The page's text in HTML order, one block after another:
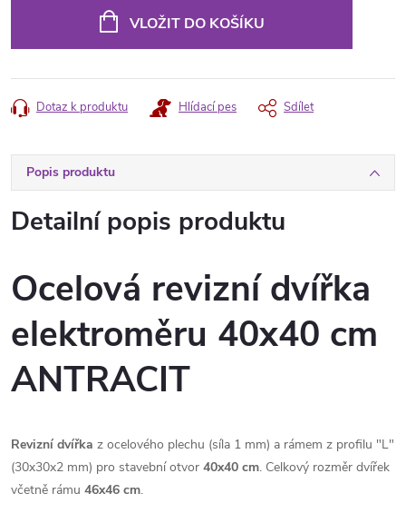
VLOŽIT DO KOŠÍKU
Dotaz k produktu Hlídací pes Sdílet
Popis produktu
Detailní popis produktu
Ocelová revizní dvířka
elektroměru 40x40 cm
ANTRACIT
Revizní dvířka z ocelového plechu (síla 1 mm) a rámem z profilu "L"
(30x30x2 mm) pro stavební otvor 40x40 cm. Celkový rozměr dvířek
včetně rámu 46x46 cm.